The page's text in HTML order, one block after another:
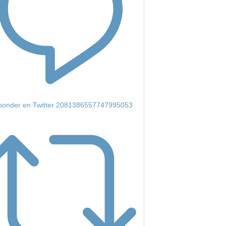
en Twitter 2081386557747995053